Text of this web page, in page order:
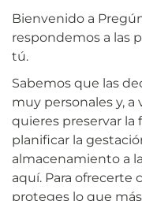
Bienvenido a
respondemos a las
tú.
Sabemos que las
muy personales y, a
quieres preservar la
planificar la
almacenamiento a
aquí. Para ofrecerte
proteges lo que